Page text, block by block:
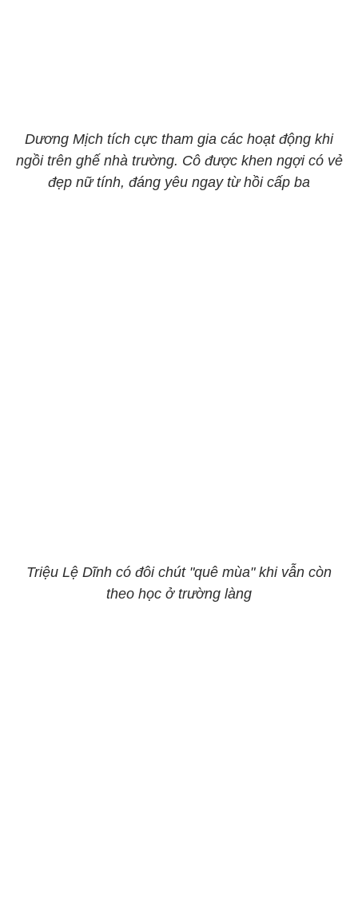
Dương Mịch tích cực tham gia các hoạt động khi
ngồi trên ghế nhà trường. Cô được khen ngợi có vẻ
đẹp nữ tính, đáng yêu ngay từ hồi cấp ba
Triệu Lệ Dĩnh có đôi chút "quê mùa" khi vẫn còn
theo học ở trường làng